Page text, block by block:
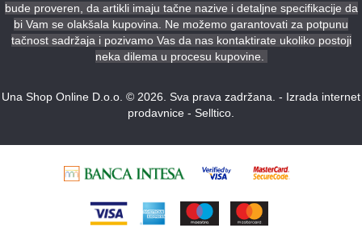
bude proveren, da artikli imaju tačne nazive i detaljne specifikacije da
bi Vam se olakšala kupovina. Ne možemo garantovati za potpunu
tačnost sadržaja i pozivamo Vas da nas kontaktirate ukoliko postoji
neka dilema u procesu kupovine.
Una Shop Online D.o.o. © 2026. Sva prava zadržana. - Izrada internet
prodavnice - Selltico.